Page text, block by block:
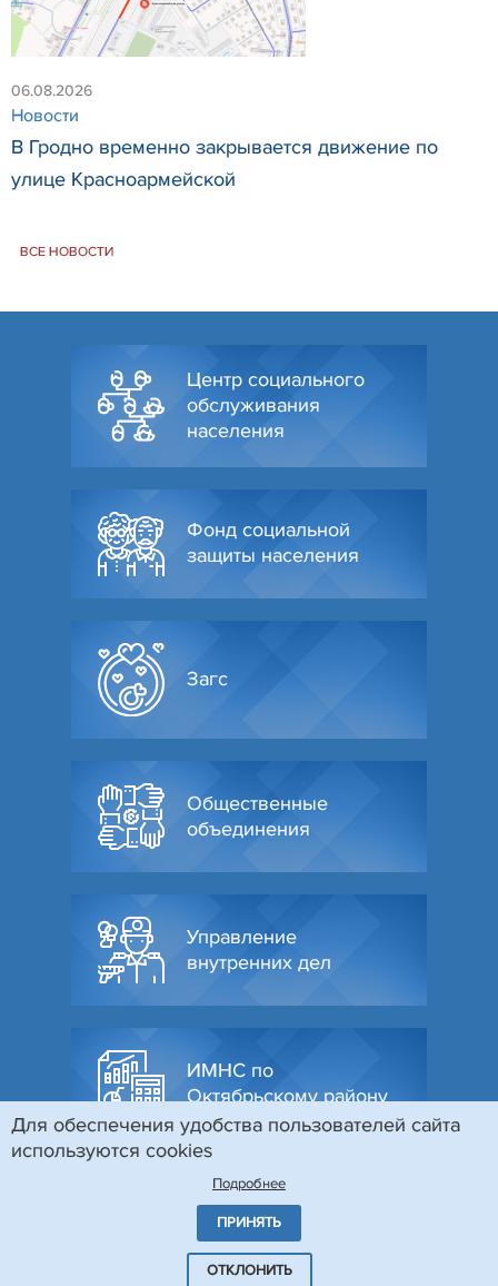
06.08.2026
Новости
В Гродно временно закрывается движение по
улице Красноармейской
ВСЕ НОВОСТИ
Центр социального
обслуживания
населения
Фонд социальной
защиты населения
Загс
Общественные
объединения
Управление
внутренних дел
ИМНС по
Октябрьскому району
© Администрация Октябрьского района г. Гродно, 2026
Разработка и поддержка сайта БЕЛТА
Для обеспечения удобства пользователей сайта
используются cookies
Подробнее
ПРИНЯТЬ
ОТКЛОНИТЬ